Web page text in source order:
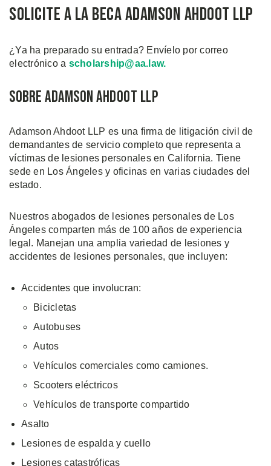
Solicite a la Beca Adamson Ahdoot LLP
¿Ya ha preparado su entrada? Envíelo por correo
electrónico a scholarship@aa.law.
Sobre Adamson Ahdoot LLP
Adamson Ahdoot LLP es una firma de litigación civil de
demandantes de servicio completo que representa a
víctimas de lesiones personales en California. Tiene
sede en Los Ángeles y oficinas en varias ciudades del
estado.
Nuestros abogados de lesiones personales de Los
Ángeles comparten más de 100 años de experiencia
legal. Manejan una amplia variedad de lesiones y
accidentes de lesiones personales, que incluyen:
Accidentes que involucran:
Bicicletas
Autobuses
Autos
Vehículos comerciales como camiones.
Scooters eléctricos
Vehículos de transporte compartido
Asalto
Lesiones de espalda y cuello
Lesiones catastróficas